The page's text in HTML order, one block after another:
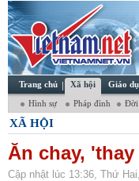
Trang chủ Xã hội Giáo
Hình sự Pháp đình Đời
XÃ HỘI
Ăn chay,
Cập nhật lúc 13:36, Thứ